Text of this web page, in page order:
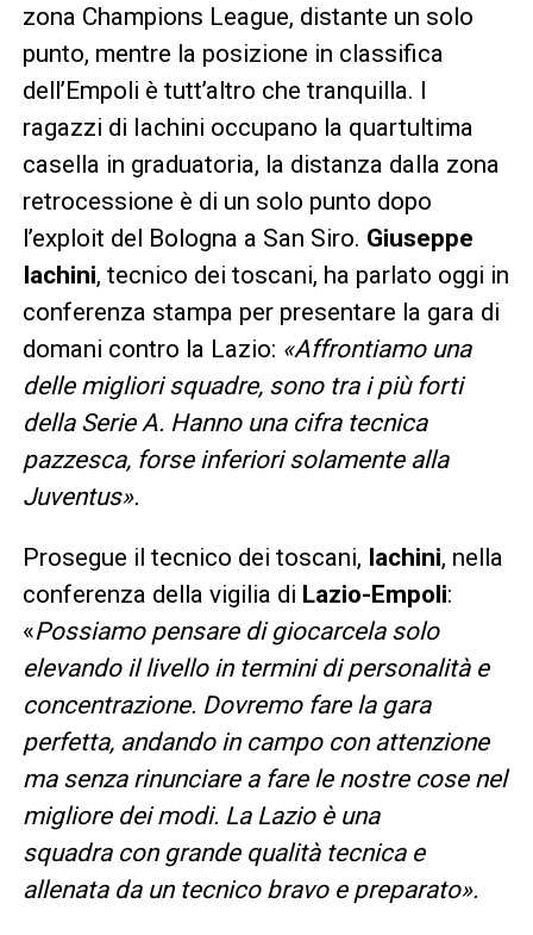
zona Champions League, distante un solo
punto, mentre la posizione in classifica
dell’Empoli è tutt’altro che tranquilla. I
ragazzi di Iachini occupano la quartultima
casella in graduatoria, la distanza dalla zona
retrocessione è di un solo punto dopo
l’exploit del Bologna a San Siro. Giuseppe
Iachini, tecnico dei toscani, ha parlato oggi in
conferenza stampa per presentare la gara di
domani contro la Lazio: «Affrontiamo una
delle migliori squadre, sono tra i più forti
della Serie A. Hanno una cifra tecnica
pazzesca, forse inferiori solamente alla
Juventus».
Prosegue il tecnico dei toscani, Iachini, nella
conferenza della vigilia di Lazio-Empoli:
«Possiamo pensare di giocarcela solo
elevando il livello in termini di personalità e
concentrazione. Dovremo fare la gara
perfetta, andando in campo con attenzione
ma senza rinunciare a fare le nostre cose nel
migliore dei modi. La Lazio è una
squadra con grande qualità tecnica e
allenata da un tecnico bravo e preparato».